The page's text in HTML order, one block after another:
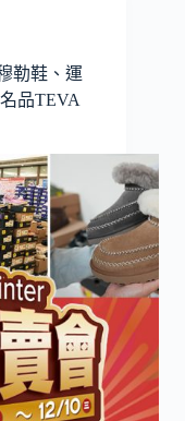
勒鞋、運
品TEVA